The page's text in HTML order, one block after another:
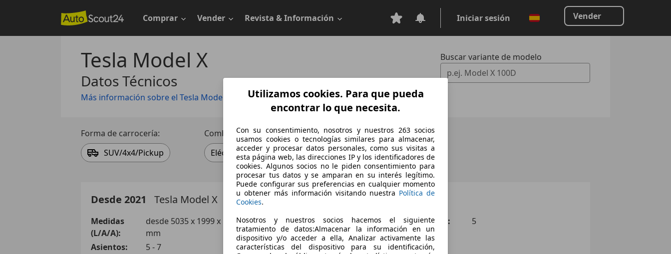
Comprar Vender Revista & Información Iniciar sesión Vender
Tesla Model X
Datos Técnicos
Buscar variante de modelo
Más información sobre el Tesla Model X
Forma de carrocería:
SUV/4x4/Pickup
Combustible:
Eléctrico
Desde 2021 Tesla Model X
Medidas
(L/A/A):
desde 5035 x 1999 x 1680
mm
Potencia:
386 - 568 KW (525 - 772
PS)
Puertas: 5
Asientos:
5 - 7
Utilizamos cookies. Para que pueda
encontrar lo que necesita.
Con su consentimiento, nosotros y nuestros 263 socios
usamos cookies o tecnologías similares para almacenar,
acceder y procesar datos personales, como sus visitas a
esta página web, las direcciones IP y los identificadores de
cookies. Algunos socios no le piden consentimiento para
procesar tus datos y se amparan en su interés legítimo.
Puede configurar sus preferencias en cualquier momento
u obtener más información visitando nuestra Política de
Cookies.
Nosotros y nuestros socios hacemos el siguiente
tratamiento de datos:Almacenar la información en un
dispositivo y/o acceder a ella, Analizar activamente las
características del dispositivo para su identificación,